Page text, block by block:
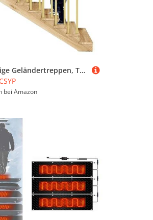
U-förmige Geländertreppen, Treppengeländer for Innenräume, Handläufe for Außentreppen, Haltegriffe im Freien, Treppenhandläufe for Balkone, Flure, Wohnungen, Villen(Gold,75cm)
bei Amazon